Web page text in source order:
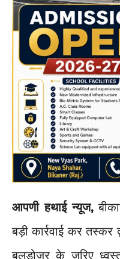
आपणी हथाई न्यूज,
बड़ी कार्रवाई कर तस्कर
बुलडोजर के जरिए